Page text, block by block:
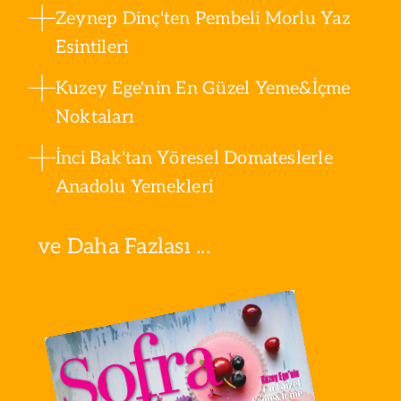
Zeynep Dinç'ten Pembeli Morlu Yaz
Esintileri
Kuzey Ege'nin En Güzel Yeme&İçme
Noktaları
İnci Bak'tan Yöresel Domateslerle
Anadolu Yemekleri
ve Daha Fazlası ...